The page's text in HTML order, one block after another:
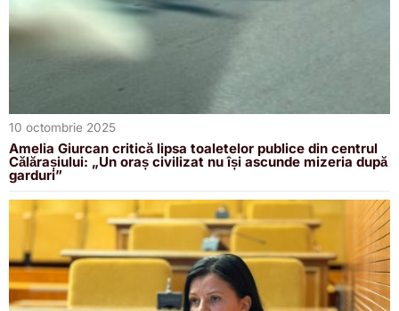
10 octombrie 2025
Amelia Giurcan critică lipsa toaletelor publice din centrul
Călărașiului: „Un oraș civilizat nu își ascunde mizeria după
garduri”